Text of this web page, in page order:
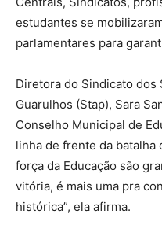
estudantes se
parlamentares para
Diretora do Sindicato
Guarulhos (Stap), Sara
Conselho Municipal de
linha de frente da batalha
força da Educação são
vitória, é mais uma pra
histórica”, ela afirma.